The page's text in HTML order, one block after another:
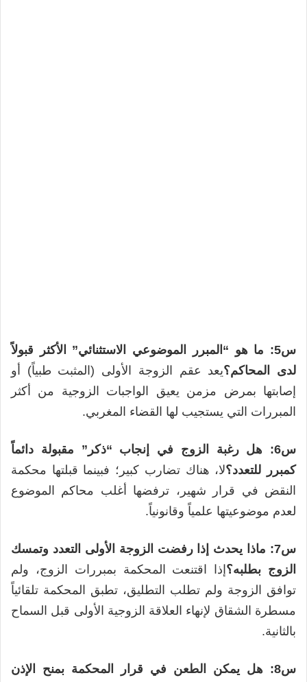
س5: ما هو “المبرر الموضوعي الاستثنائي” الأكثر قبولاً
لدى المحاكم؟يعد عقم الزوجة الأولى (المثبت طبياً) أو
إصابتها بمرض مزمن يعيق الواجبات الزوجية من أكثر
المبررات التي يستجيب لها القضاء المغربي.
س6: هل رغبة الزوج في إنجاب “ذكر” مقبولة دائماً
كمبرر للتعدد؟لا، هناك تضارب كبير؛ فبينما قبلتها محكمة
النقض في قرار شهير، ترفضها أغلب محاكم الموضوع
لعدم موضوعيتها علمياً وقانونياً.
س7: ماذا يحدث إذا رفضت الزوجة الأولى التعدد وتمسك
الزوج بطلبه؟ إذا اقتنعت المحكمة بمبررات الزوج، ولم
توافق الزوجة ولم تطلب التطليق، تطبق المحكمة تلقائياً
مسطرة الشقاق لإنهاء العلاقة الزوجية الأولى قبل السماح
بالثانية.
س8: هل يمكن الطعن في قرار المحكمة بمنح الإذن